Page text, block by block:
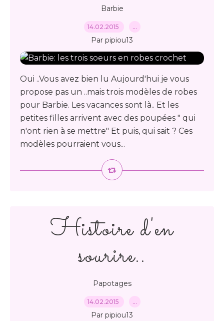
Barbie
14.02.2015 …
Par pipiou13
Oui ..Vous avez bien lu Aujourd'hui je vous
propose pas un ..mais trois modèles de robes
pour Barbie. Les vacances sont là.. Et les
petites filles arrivent avec des poupées " qui
n'ont rien à se mettre" Et puis, qui sait ? Ces
modèles pourraient vous...
Histoire d'en
sourire..
Papotages
14.02.2015 …
Par pipiou13